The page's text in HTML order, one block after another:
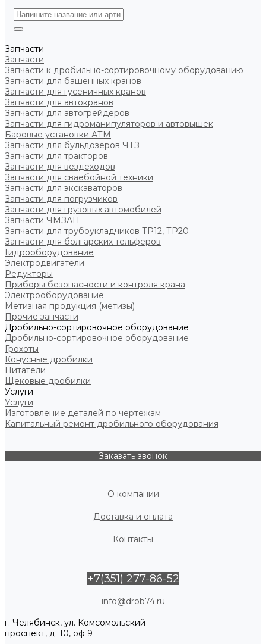
Запчасти
Запчасти
Запчасти к дробильно-сортировочному оборудованию
Запчасти для башенных кранов
Запчасти для гусеничных кранов
Запчасти для автокранов
Запчасти для автогрейдеров
Запчасти для гидроманипуляторов и автовышек
Баровые установки АТМ
Запчасти для бульдозеров ЧТЗ
Запчасти для тракторов
Запчасти для вездеходов
Запчасти для сваебойной техники
Запчасти для экскаваторов
Запчасти для погрузчиков
Запчасти для грузовых автомобилей
Запчасти ЧМЗАП
Запчасти для трубоукладчиков ТР12, ТР20
Запчасти для болгарских тельферов
Гидрооборудование
Электродвигатели
Редукторы
Приборы безопасности и контроля крана
Электрооборудование
Метизная продукция (метизы)
Прочие запчасти
Дробильно-сортировочное оборудование
Дробильно-сортировочное оборудование
Грохоты
Конусные дробилки
Питатели
Щековые дробилки
Услуги
Услуги
Изготовление деталей по чертежам
Капитальный ремонт дробильного оборудования
Заказать звонок
О компании
Доставка и оплата
Контакты
+7(351) 277-86-52
info@drob74.ru
г. Челябинск, ул. Комсомольский
проспект, д. 10, оф 9